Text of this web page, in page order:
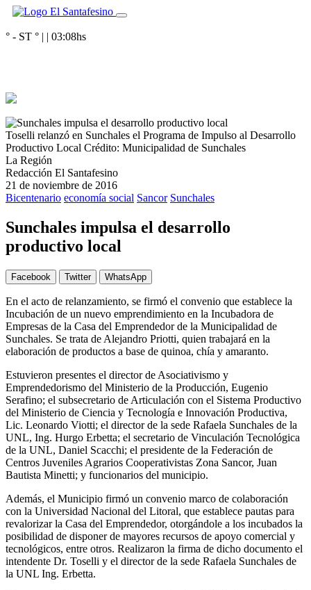
° - ST ° | | 03:08hs
Toselli relanzó en Sunchales el Programa de Impulso al Desarrollo
Productivo Local Crédito: Municipalidad de Sunchales
La Región
Redacción El Santafesino
21 de noviembre de 2016
Bicentenario economía social Sancor Sunchales
Sunchales impulsa el desarrollo
productivo local
Facebook Twitter WhatsApp
En el acto de relanzamiento, se firmó el convenio que establece la
Incubación de un nuevo emprendimiento en la Incubadora de
Empresas de la Casa del Emprendedor de la Municipalidad de
Sunchales. Se trata de Alejandro Priotti, quien trabajará en la
elaboración de productos a base de quinoa, chía y amaranto.
Estuvieron presentes el director de Asociativismo y
Emprendedorismo del Ministerio de la Producción, Eugenio
Serafino; el subsecretario de Articulación con el Sistema Productivo
del Ministerio de Ciencia y Tecnología e Innovación Productiva,
Lic. Leonardo Viotti; el director de la sede Rafaela Sunchales de la
UNL, Ing. Hurgo Erbetta; el secretario de Vinculación Tecnológica
de la UNL, Daniel Scacchi; el presidente de la Federación de
Centros Juveniles Agrarios Cooperativistas Zona Sancor, Juan
Bautista Minetti; y funcionarios del municipio.
Además, el Municipio firmó un convenio marco de colaboración
con la Universidad Nacional del Litoral, que establece pautas para
revalorizar la Casa del Emprendedor, otorgándole a los incubados la
posibilidad de disponer de mayores recursos de apoyo comercial y
tecnológicos, entre otros. Realizaron la firma de dicho documento el
intendente Dr. Toselli y el director de la sede Rafaela Sunchales de
la UNL Ing. Erbetta.